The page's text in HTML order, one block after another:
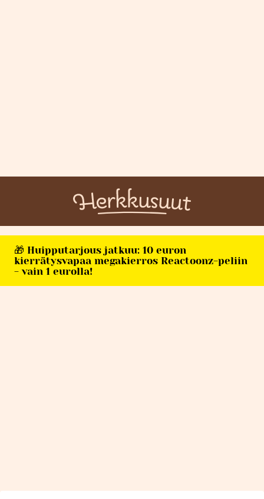
🎁 Huipputarjous jatkuu: 10 euron
kierrätysvapaa megakierros Reactoonz-peliin
- vain 1 eurolla!